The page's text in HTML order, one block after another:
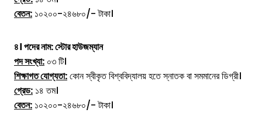
বেতন: ১০২০০-২৪৬৮০/- টাকা।
৪। পদের নাম: স্টোর হাউজম্যান
পদ সংখ্যা: ০৩ টি।
শিক্ষাগত যোগ্যতা:কোন স্বীকৃত বিশ্ববিদ্যালয় হতে স্নাতক বা সমমানের ডিগ্রী।
গ্রেড: ১৪ তম।
বেতন: ১০২০০-২৪৬৮০/- টাকা।